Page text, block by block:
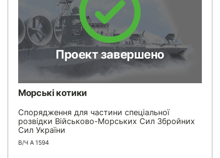
Проект завершено
Морські котики
Спорядження для частини спеціальної
розвідки Військово-Морських Сил Збройних
Сил України
В/Ч А 1594